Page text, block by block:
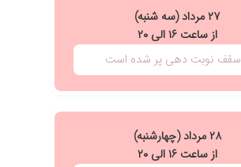
۲۷ مرداد (سه شنبه)
از ساعت ۱۶ الی ۲۰
سقف نوبت دهی پر شده است
۲۸ مرداد (چهارشنبه)
از ساعت ۱۶ الی ۲۰